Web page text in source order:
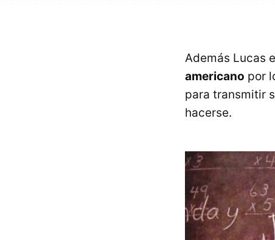
Además Lucas
americano por
para transmitir
hacerse.